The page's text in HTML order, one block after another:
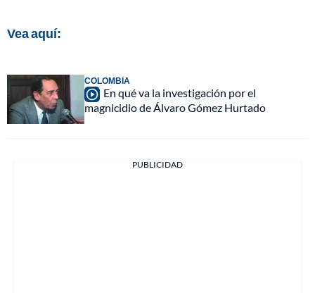
Vea aquí:
COLOMBIA
En qué va la investigación por el
magnicidio de Álvaro Gómez Hurtado
PUBLICIDAD